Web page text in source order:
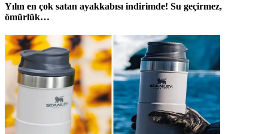
Yılın en çok satan ayakkabısı indirimde! Su geçirmez,
ömürlük…